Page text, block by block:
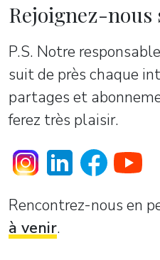
Rejoignez-nous
P.S. Notre
suit de près chaque
partages et
ferez très plaisir.
Rencontrez-nous en
à venir.